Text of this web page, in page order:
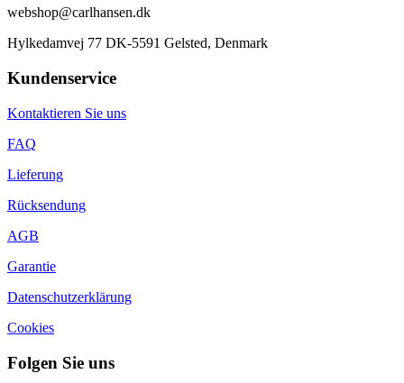
webshop@carlhansen.dk
Hylkedamvej 77 DK-5591 Gelsted, Denmark
Kundenservice
Kontaktieren Sie uns
FAQ
Lieferung
Rücksendung
AGB
Garantie
Datenschutzerklärung
Cookies
Folgen Sie uns